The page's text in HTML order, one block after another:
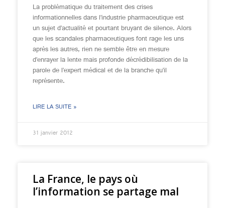
La problématique du traitement des crises
informationnelles dans l’industrie pharmaceutique est
un sujet d’actualité et pourtant bruyant de silence. Alors
que les scandales pharmaceutiques font rage les uns
après les autres, rien ne semble être en mesure
d’enrayer la lente mais profonde décrédibilisation de la
parole de l’expert médical et de la branche qu’il
représente.
LIRE LA SUITE »
31 janvier 2012
La France, le pays où
l’information se partage mal